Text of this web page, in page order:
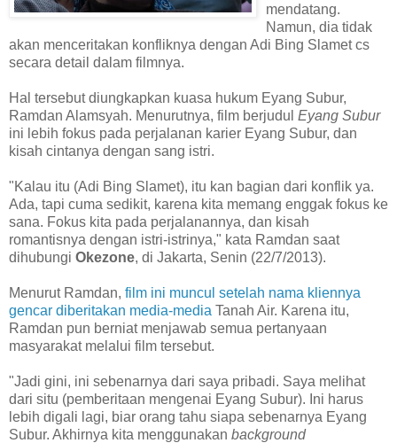
mendatang.
Namun, dia tidak
akan menceritakan konfliknya dengan Adi Bing Slamet cs
secara detail dalam filmnya.
Hal tersebut diungkapkan kuasa hukum Eyang Subur,
Ramdan Alamsyah. Menurutnya, film berjudul Eyang Subur
ini lebih fokus pada perjalanan karier Eyang Subur, dan
kisah cintanya dengan sang istri.
"Kalau itu (Adi Bing Slamet), itu kan bagian dari konflik ya.
Ada, tapi cuma sedikit, karena kita memang enggak fokus ke
sana. Fokus kita pada perjalanannya, dan kisah
romantisnya dengan istri-istrinya," kata Ramdan saat
dihubungi Okezone, di Jakarta, Senin (22/7/2013).
Menurut Ramdan, film ini muncul setelah nama kliennya
gencar diberitakan media-media Tanah Air. Karena itu,
Ramdan pun berniat menjawab semua pertanyaan
masyarakat melalui film tersebut.
"Jadi gini, ini sebenarnya dari saya pribadi. Saya melihat
dari situ (pemberitaan mengenai Eyang Subur). Ini harus
lebih digali lagi, biar orang tahu siapa sebenarnya Eyang
Subur. Akhirnya kita menggunakan background